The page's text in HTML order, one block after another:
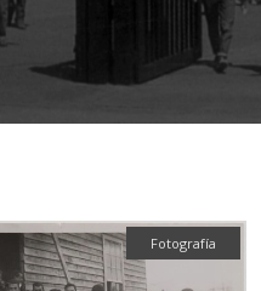
Fotografía